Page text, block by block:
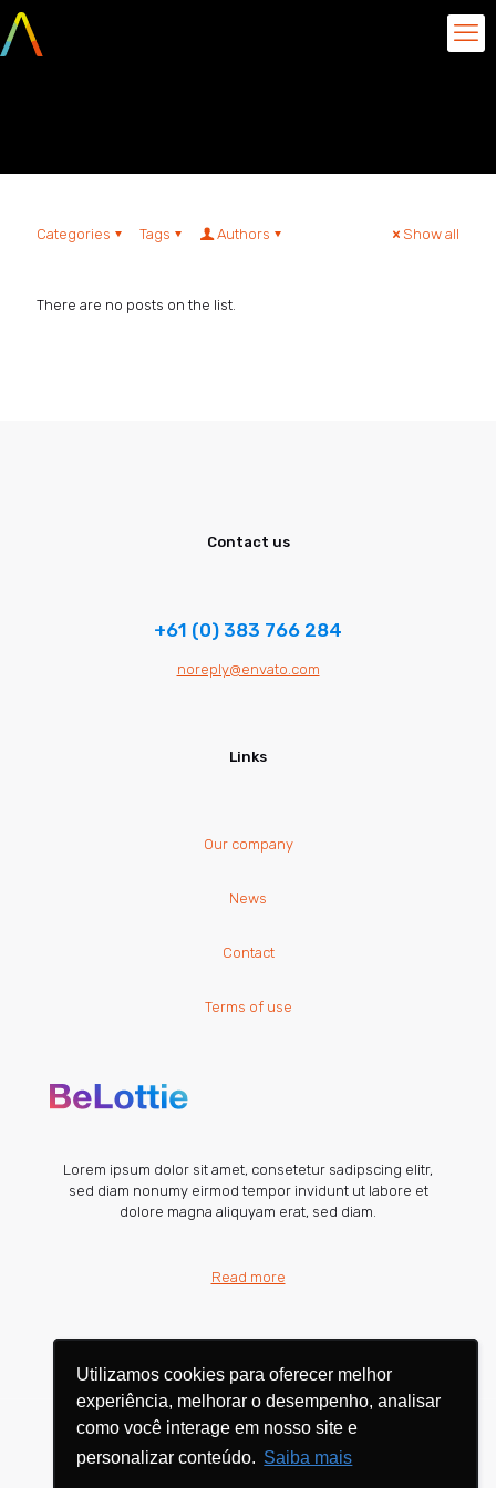
Utilizamos cookies para oferecer melhor
experiência, melhorar o desempenho, analisar
como você interage em nosso site e
personalizar conteúdo. Saiba mais
Utilizamos cookies para oferecer melhor
experiência, melhorar o desempenho, analisar
como você interage em nosso site e
personalizar conteúdo. Saiba mais
Categories Tags Authors Show all
There are no posts on the list.
Contact us
+61 (0) 383 766 284
noreply@envato.com
Links
Our company
News
Contact
Terms of use
Lorem ipsum dolor sit amet, consetetur sadipscing elitr,
sed diam nonumy eirmod tempor invidunt ut labore et
dolore magna aliquyam erat, sed diam.
Read more